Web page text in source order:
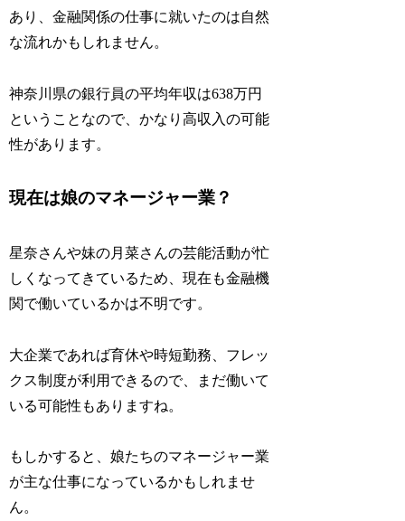
あり、金融関係の仕事に就いたのは自然
な流れかもしれません。
神奈川県の銀行員の平均年収は638万円
ということなので、かなり高収入の可能
性があります。
現在は娘のマネージャー業？
星奈さんや妹の月菜さんの芸能活動が忙
しくなってきているため、現在も金融機
関で働いているかは不明です。
大企業であれば育休や時短勤務、フレッ
クス制度が利用できるので、まだ働いて
いる可能性もありますね。
もしかすると、娘たちのマネージャー業
が主な仕事になっているかもしれませ
ん。